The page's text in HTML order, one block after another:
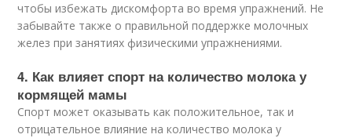
чтобы избежать дискомфорта во время упражнений. Не
забывайте также о правильной поддержке молочных
желез при занятиях физическими упражнениями.
4. Как влияет спорт на количество молока у
кормящей мамы
Спорт может оказывать как положительное, так и
отрицательное влияние на количество молока у